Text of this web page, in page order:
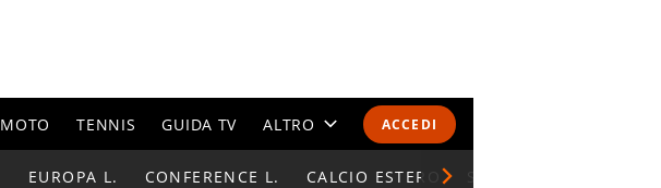
ACCEDI
MOTO TENNIS GUIDA TV ALTRO
CALENDARI E CLASSIFICHE
EUROPA L. CONFERENCE L. CALCIO ESTERO